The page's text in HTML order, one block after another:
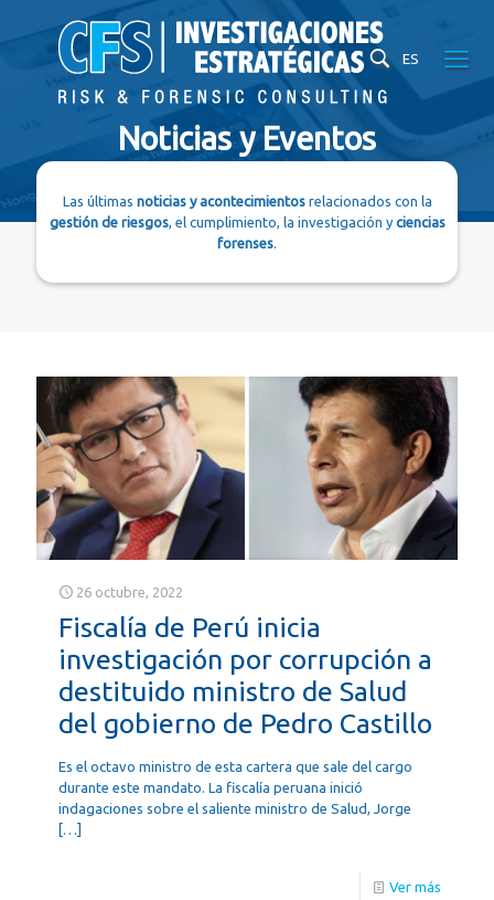
ES
Noticias y Eventos
Las últimas noticias y acontecimientosrelacionados con la
gestión de riesgos, el cumplimiento, la investigación yciencias
forenses.
26 octubre, 2022
Fiscalía de Perú inicia
investigación por corrupción a
destituido ministro de Salud
del gobierno de Pedro Castillo
Es el octavo ministro de esta cartera que sale del cargo
durante este mandato. La fiscalía peruana inició
indagaciones sobre el saliente ministro de Salud, Jorge
[…]
Ver más